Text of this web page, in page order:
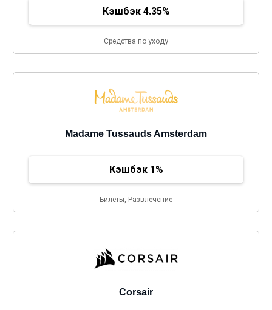
Кэшбэк 4.35%
Средства по уходу
Madame Tussauds Amsterdam
Кэшбэк 1%
Билеты, Развлечение
Corsair